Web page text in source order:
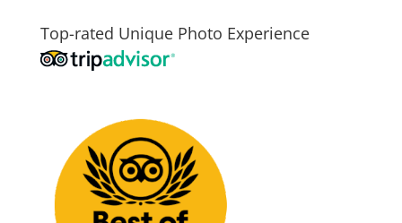
Top-rated Unique Photo Experience